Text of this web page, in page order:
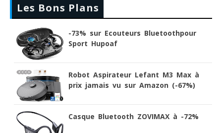
Les Bons Plans
-73% sur Ecouteurs Bluetoothpour
Sport Hupoaf
Robot Aspirateur Lefant M3 Max à
prix jamais vu sur Amazon (-67%)
Casque Bluetooth ZOVIMAX à -72%